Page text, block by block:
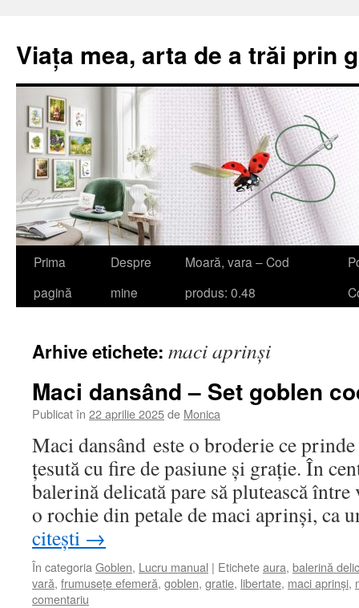
Viața mea, arta de a trăi prin
Sari
Prima
pagină
Despre
mine
Moară, vara – Cod
produs: 0.48
Arhive etichete: maci aprinși
Maci dansând – Set goblen
Publicat în 22 aprilie 2025de Monica
Maci dansând este o broderie ce
țesută cu fire de pasiune și grație. În
balerină delicată pare să plutească
o rochie din petale de maci aprinși,
citești →
În categoria Goblen, Lucru manual | Eticheteaura, balerină
vară, frumusețe efemeră, goblen, gratie, libertate, maci aprinși,
comentariu